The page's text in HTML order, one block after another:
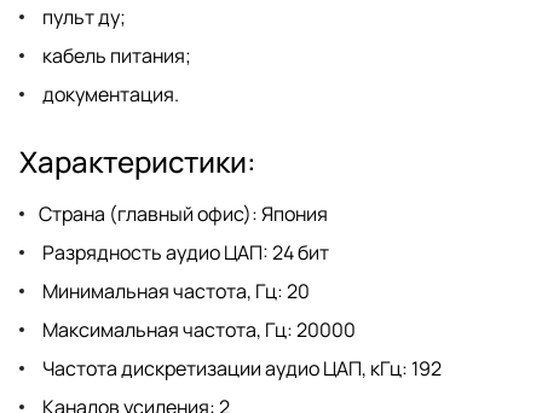
пульт ду;
кабель питания;
документация.
Характеристики:
Страна (главный офис): Япония
Разрядность аудио ЦАП: 24 бит
Минимальная частота, Гц: 20
Максимальная частота, Гц: 20000
Частота дискретизации аудио ЦАП, кГц: 192
Каналов усиления: 2